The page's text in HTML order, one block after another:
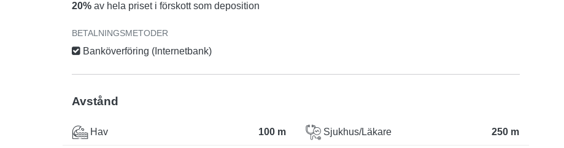
20% av hela priset i förskott som deposition
BETALNINGSMETODER
Banköverföring (Internetbank)
Avstånd
Hav 100 m Sjukhus/Läkare 250 m